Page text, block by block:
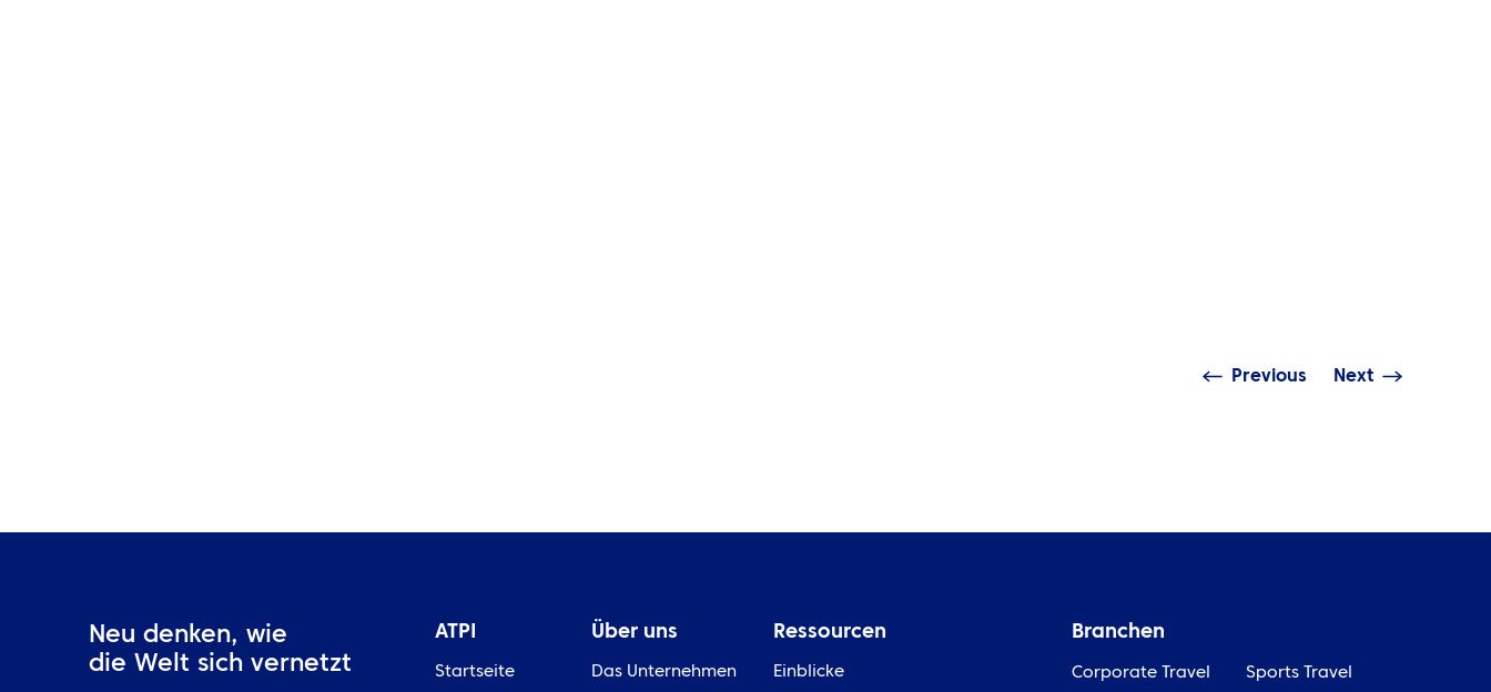
Previous Next
Neu denken, wie
die Welt sich vernetzt
ATPI
Startseite
Über uns
Das Unternehmen
Ressourcen
Einblicke
Branchen
Corporate Travel Sports Travel